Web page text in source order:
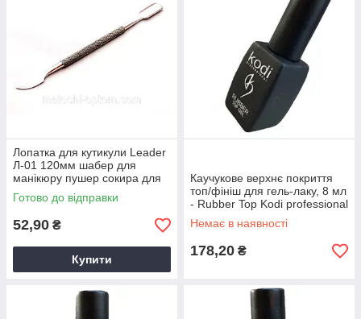
Лопатка для кутикули Leader
Л-01 120мм шабер для
манікюру пушер сокира для
манікюру
Готово до відправки
52,90 ₴
Купити
Каучукове верхнє покриття
топ/фініш для гель-лаку, 8 мл
- Rubber Top Kodi professional
Немає в наявності
178,20 ₴